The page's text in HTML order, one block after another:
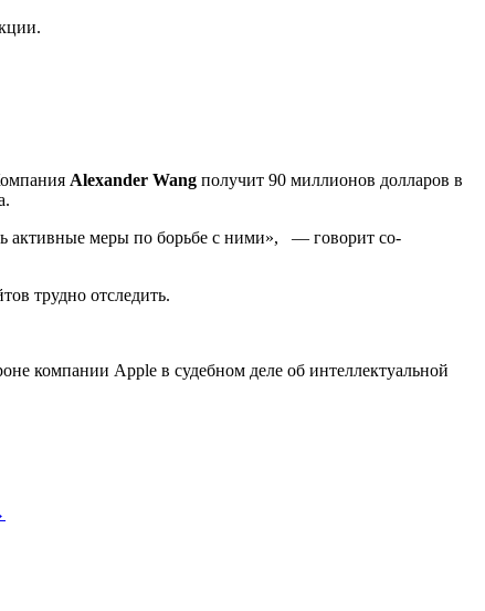
Alexander Wang получит 90 миллионов долларов в
активные меры по борьбе с ними», — говорит со-
трудно отследить.
компании Apple в судебном деле об интеллектуальной